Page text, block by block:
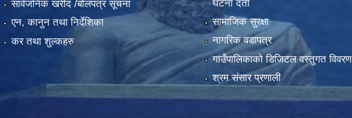
सार्वजनिक खरीद /बोलपत्र सूचना
एन, कानुन तथा निर्देशिका
कर तथा शुल्कहरु
घटना दर्ता
सामाजिक सुरक्षा
नागरिक वडापत्र
गाउँपालिकाको डिजिटल वस्तुगत विवरण
श्रम संसार प्रणाली